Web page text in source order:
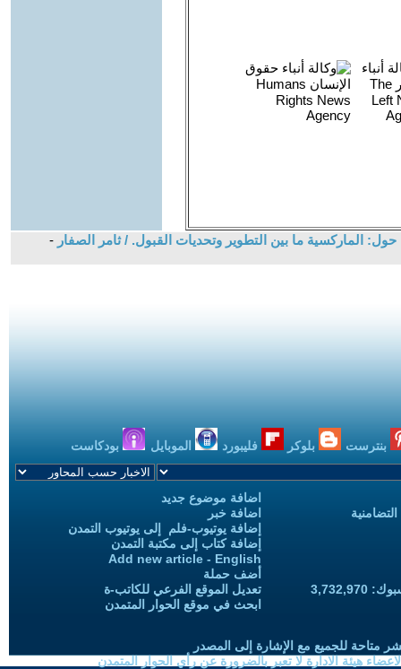
الماركسية ما بين التطوير وتحديات القبول. / ثامر الصفار -
بنترست بلوكر فليبورد الموبايل بودكاست
اضافة موضوع جديد
اضافة خبر
إضافة يوتيوب-فلم إلى يوتيوب التمدن
إضافة كتاب إلى مكتبة التمدن
Add new article - English
أضف حملة
تعديل الموقع الفرعي للكاتب-ة
ابحث في موقع الحوار المتمدن
متاحة للجميع مع الإشارة إلى المصدر
هيئة الادارة لا تعبر بالضرورة عن رأي الحوار المتمدن